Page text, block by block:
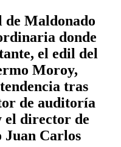
Maldonado
donde
el edil del
Moroy,
tras
de auditoría
director de
Juan Carlos